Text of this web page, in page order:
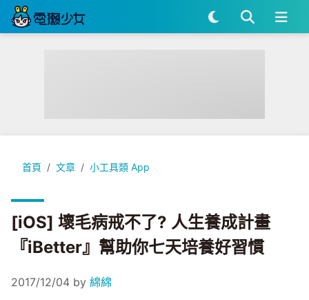
首頁 文章 小工具類 App
[iOS] 壞毛病戒不了? 人生養成計畫『iBetter』幫助你七天培養
[iOS] 壞毛病戒不了? 人生養成計畫
『iBetter』幫助你七天培養好習慣
2017/12/04 by 綿綿